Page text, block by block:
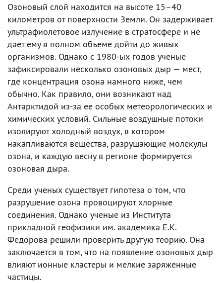
Озоновый слой находится на высоте 15–40
километров от поверхности Земли. Он задерживает
ультрафиолетовое излучение в стратосфере и не
дает ему в полном объеме дойти до живых
организмов. Однако с 1980-ых годов ученые
зафиксировали несколько озоновых дыр — мест,
где концентрация озона намного ниже, чем
обычно. Как правило, они возникают над
Антарктидой из-за ее особых метеорологических и
химических условий. Сильные воздушные потоки
изолируют холодный воздух, в котором
накапливаются вещества, разрушающие молекулы
озона, и каждую весну в регионе формируется
озоновая дыра.
Среди ученых существует гипотеза о том, что
разрушение озона провоцируют хлорные
соединения. Однако ученые из Института
прикладной геофизики им. академика Е.К.
Федорова решили проверить другую теорию. Она
заключается в том, что на появление озоновых дыр
влияют ионные кластеры и мелкие заряженные
частицы.